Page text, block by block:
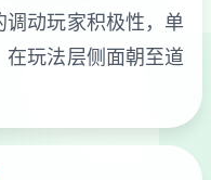
动玩家积极性，单
玩法层侧面朝至道